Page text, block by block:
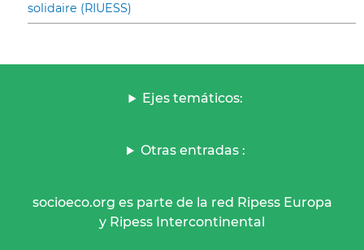
solidaire (RIUESS)
Ejes temáticos:
Otras entradas :
socioeco.org es parte de la red Ripess Europa
y Ripess Intercontinental